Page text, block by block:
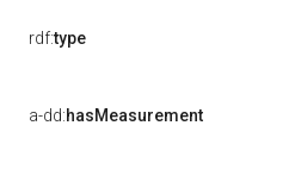
rdf:type
a-dd:hasMeasurement